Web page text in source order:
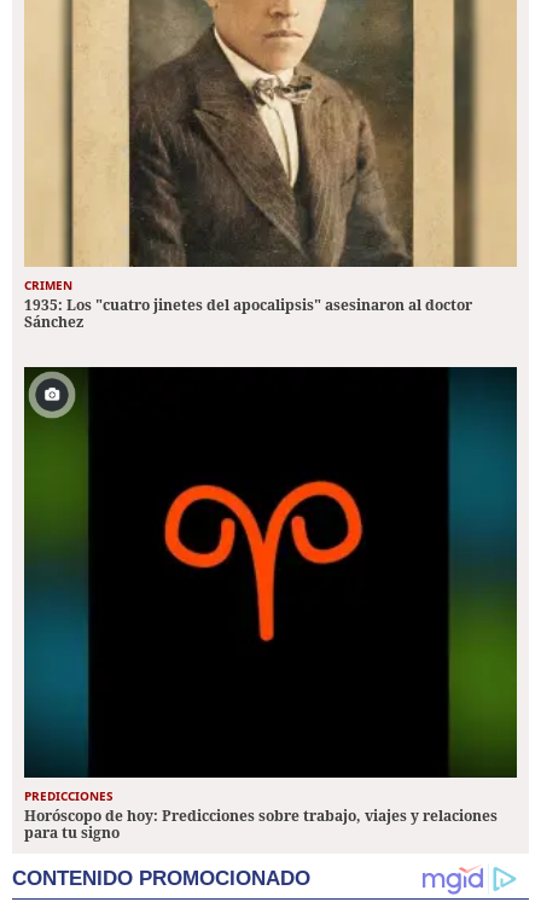
CRIMEN
1935: Los "cuatro jinetes del apocalipsis" asesinaron al doctor
Sánchez
PREDICCIONES
Horóscopo de hoy: Predicciones sobre trabajo, viajes y relaciones
para tu signo
CONTENIDO PROMOCIONADO